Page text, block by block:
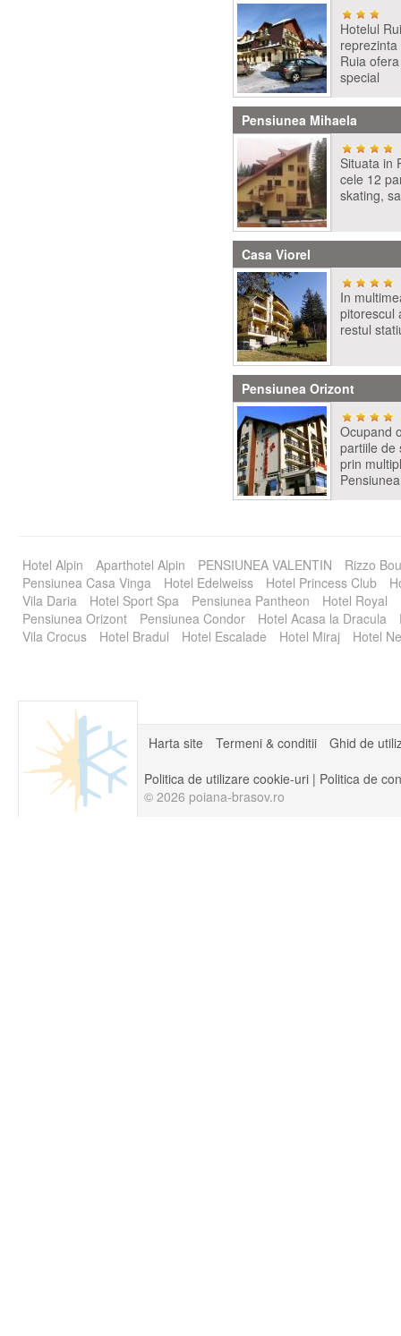
Hotelul
Ruia
special
Pensiunea Mihaela
Situata in
cele 12
skating,
Casa Viorel
In
pitorescul
restul
Pensiunea Orizont
Ocupand
partiile de
prin
Pensiunea
Hotel Alpin Aparthotel Alpin PENSIUNEA VALENTIN
Rizzo
Pensiunea Casa Vinga
Hotel Edelweiss Hotel Princess Club
Vila Daria
Hotel Sport Spa Pensiunea Pantheon Hotel Royal
Pensiunea Orizont
Pensiunea Condor Hotel Acasa la Dracula
Vila Crocus
Hotel Bradul Hotel Escalade Hotel Miraj Hotel
Harta site Termeni & conditii
Ghid de
Politica de utilizare cookie-uri | Politica de
© 2026 poiana-brasov.ro